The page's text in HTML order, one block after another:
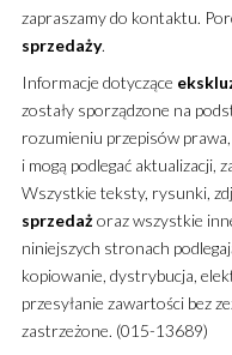
zapraszamy do kontaktu.
sprzedaży.
Informacje dotyczące
zostały sporządzone na
rozumieniu przepisów
i mogą podlegać aktualizacji,
Wszystkie teksty, rysunki,
sprzedażoraz wszystkie
niniejszych stronach
kopiowanie, dystrybucja,
przesyłanie zawartości bez
zastrzeżone. (015-13689)